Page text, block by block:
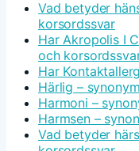
Vad betyder
korsordssvar
Har Akropolis I
och
Har
Härlig –
Harmoni –
Harmsen –
Vad betyder